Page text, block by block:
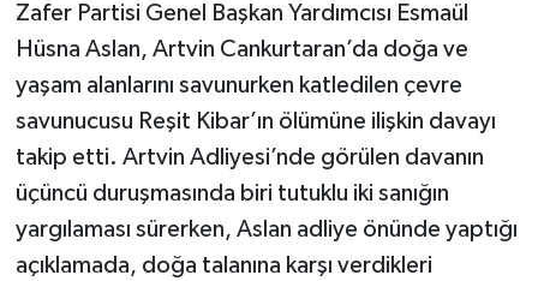
Zafer Partisi Genel Başkan Yardımcısı Esmaül
Hüsna Aslan, Artvin Cankurtaran’da doğa ve
yaşam alanlarını savunurken katledilen çevre
savunucusu Reşit Kibar’ın ölümüne ilişkin davayı
takip etti. Artvin Adliyesi’nde görülen davanın
üçüncü duruşmasında biri tutuklu iki sanığın
yargılaması sürerken, Aslan adliye önünde yaptığı
açıklamada, doğa talanına karşı verdikleri